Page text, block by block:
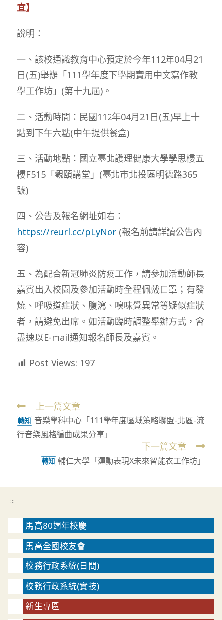
宜】
說明：
一、該校通識教育中心預定於今年112年04月21
日(五)舉辦「111學年度下學期實用中文寫作教
學工作坊」(第十九屆)。
二、活動時間：民國112年04月21日(五)早上十
點到下午六點(中午提供餐盒)
三、活動地點：國立臺北護理健康大學學思樓五
樓F515「觀頤講堂」(臺北市北投區明德路365
號)
四、公告及報名網址如右：
https://reurl.cc/pLyNor(報名前請詳讀公告內
容)
五、為配合新冠肺炎防疫工作，請參加活動師長
嘉賓出入校園及參加活動時全程佩戴口罩；有發
燒、呼吸道症狀、腹瀉、嗅味覺異常等疑似症狀
者，請避免出席。如活動臨時調整舉辦方式，會
盡速以E-mail通知報名師長及嘉賓。
Post Views: 197
Read
more
articles
上一篇文章
轉知 音樂學科中心「111學年度區域策略聯盟-北區-流
行音樂風格編曲成果分享」
下一篇文章
轉知 輔仁大學「運動表現X未來智能衣工作坊」
:::
馬高80週年校慶
馬高全國校友會
校務行政系統(日間)
校務行政系統(實技)
新生專區